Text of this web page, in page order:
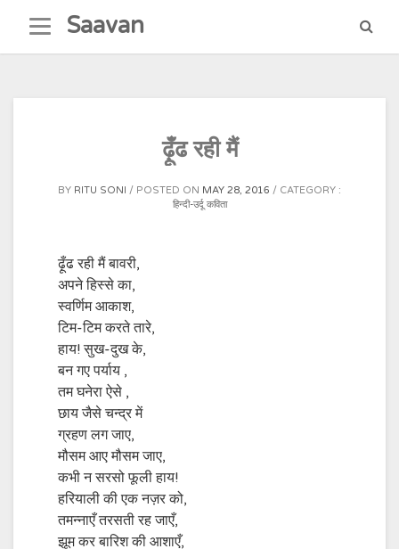
content
Saavan
ढ़ूँढ रही मैं
BY RITU SONI POSTED ON MAY 28, 2016
CATEGORY :
हिन्दी-उर्दू कविता
ढ़ूँढ रही मैं बावरी,
अपने हिस्से का,
स्वर्णिम आकाश,
टिम-टिम करते तारे,
हाय! सुख-दुख के,
बन गए पर्याय ,
तम घनेरा ऐसे ,
छाय जैसे चन्द्र में
ग्रहण लग जाए,
मौसम आए मौसम जाए,
कभी न सरसो फूली हाय!
हरियाली की एक नज़र को,
तमन्नाएँ तरसती रह जाएँ,
झूम कर बारिश की आशाएँ,